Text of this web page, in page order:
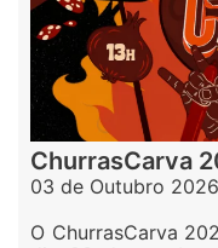
ChurrasCarva
03 de Outubro 2026
O ChurrasCarva